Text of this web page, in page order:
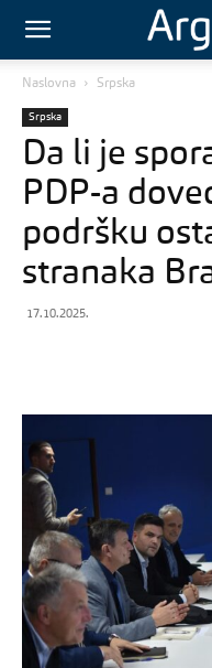
Naslovna Srpska
Srpska
Da li je
PDP-a
podršku
stranaka
17.10.2025.